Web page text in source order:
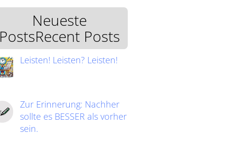
Neueste
PostsRecent Posts
Leisten! Leisten? Leisten!
Zur Erinnerung: Nachher
sollte es BESSER als vorher
sein.